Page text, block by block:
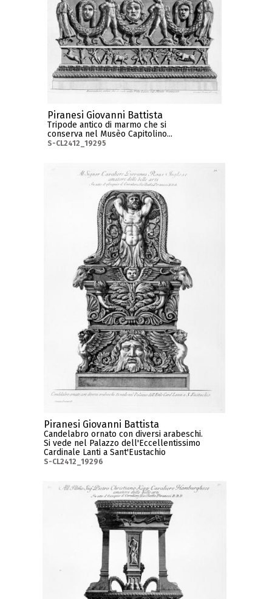
Piranesi Giovanni Battista
Tripode antico di marmo che si
conserva nel Musèo Capitolino...
S-CL2412_19295
Piranesi Giovanni Battista
Candelabro ornato con diversi arabeschi.
Si vede nel Palazzo dell'Eccellentissimo
Cardinale Lanti a Sant'Eustachio
S-CL2412_19296